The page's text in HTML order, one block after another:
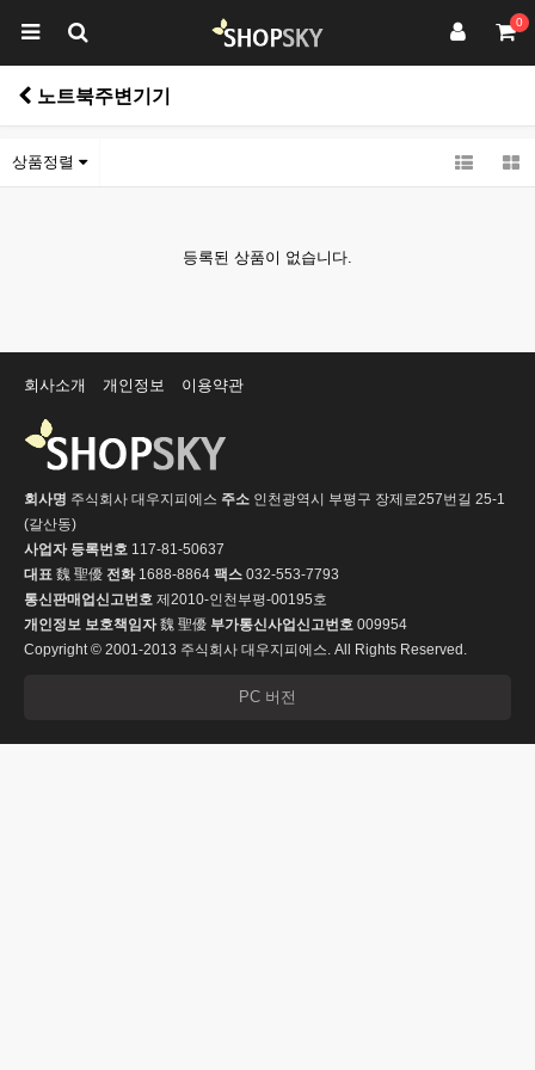
0
노트북주변기기
상품정렬
등록된 상품이 없습니다.
회사소개 개인정보 이용약관
회사명 주식회사 대우지피에스 주소 인천광역시 부평구 장제로257번길 25-1
(갈산동)
사업자 등록번호 117-81-50637
대표 魏 聖優 전화1688-8864 팩스 032-553-7793
통신판매업신고번호 제2010-인천부평-00195호
개인정보 보호책임자魏 聖優 부가통신사업신고번호 009954
Copyright © 2001-2013 주식회사 대우지피에스. All Rights Reserved.
PC 버전